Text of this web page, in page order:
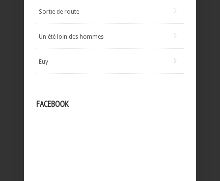
Sortie de route
Un été loin des hommes
Euy
FACEBOOK